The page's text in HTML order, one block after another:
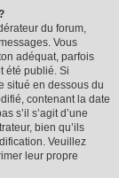
du forum,
Vous
adéquat, parfois
été publié. Si
situé en dessous du
contenant la date
s’il s’agit d’une
bien qu’ils
Veuillez
leur propre